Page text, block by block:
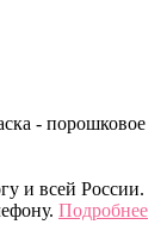
- порошковое
и всей России.
Подробнее